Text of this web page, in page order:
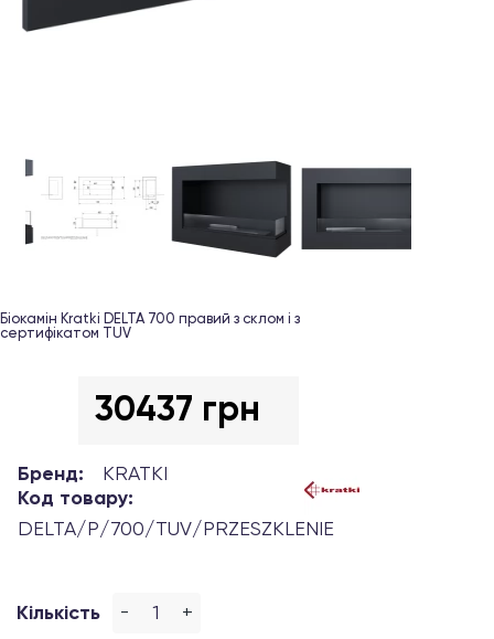
Біокамін Kratki DELTA 700 правий з склом і з
сертифікатом TUV
30437 грн
Бренд:
KRATKI
Код товару:
DELTA/P/700/TUV/PRZESZKLENIE
Кількість - +